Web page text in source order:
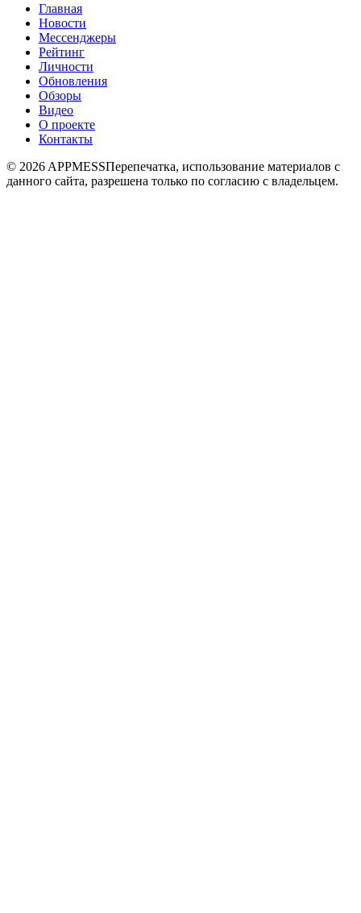
Главная
Новости
Мессенджеры
Рейтинг
Личности
Обновления
Обзоры
Видео
О проекте
Контакты
© 2026 APPMESSПерепечатка, использование материалов с
данного сайта, разрешена только по согласию с владельцем.